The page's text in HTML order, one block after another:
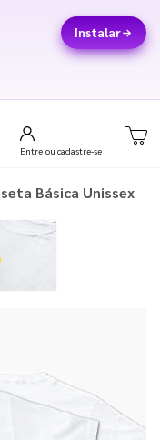
Instalar
Entre ou cadastre-se
Básica Unissex